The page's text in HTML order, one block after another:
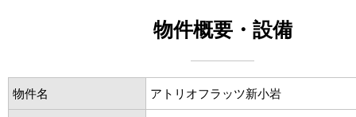
物件概要・設備
物件名 アトリオフラッツ新小岩